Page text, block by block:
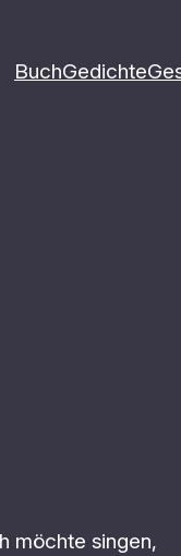
BuchGedichte
möchte singen,